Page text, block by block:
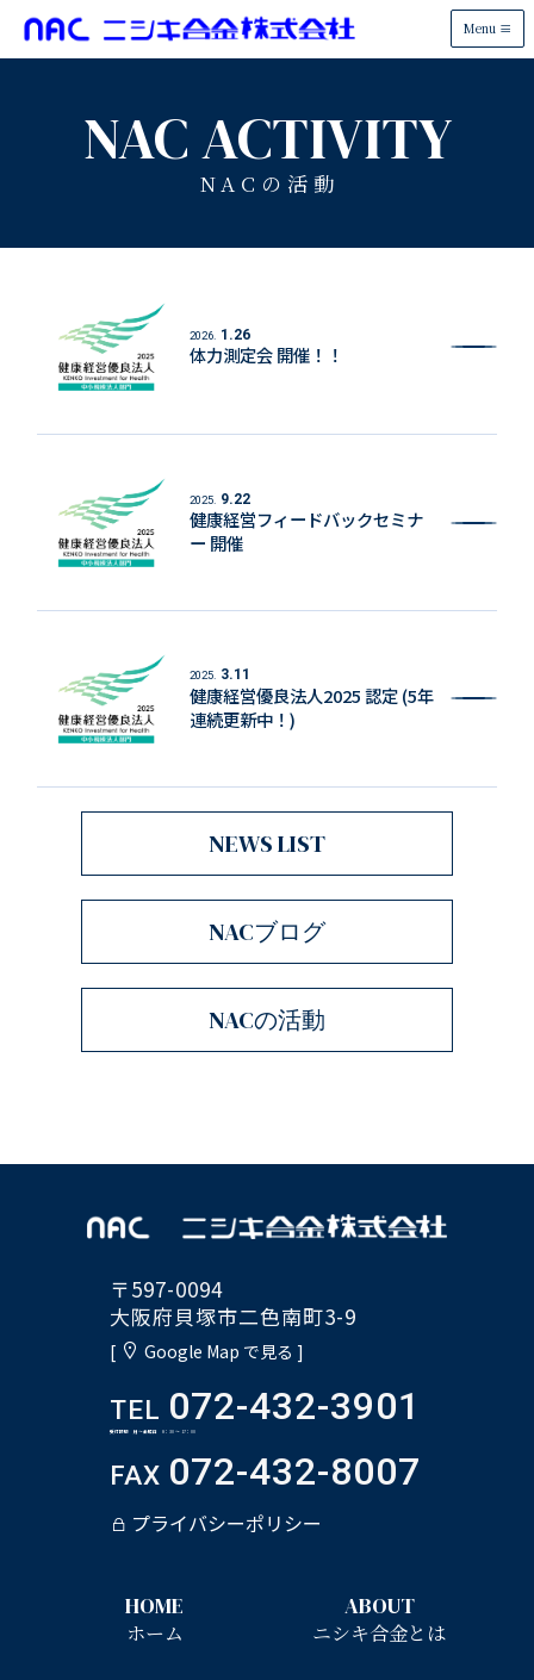
Menu
NAC ACTIVITY
NACの活動
2026. 1.26
体力測定会 開催！！
2025. 9.22
健康経営フィードバックセミナ
ー 開催
2025. 3.11
健康経営優良法人2025 認定 (5年
連続更新中！)
NEWS LIST
NACブログ
NACの活動
〒597-0094
大阪府貝塚市二色南町3-9
[ Google Map で見る ]
TEL 072-432-3901
受付時間 月～金曜日 8：30 ～ 17：00
FAX 072-432-8007
プライバシーポリシー
HOME
ホーム
ABOUT
ニシキ合金とは